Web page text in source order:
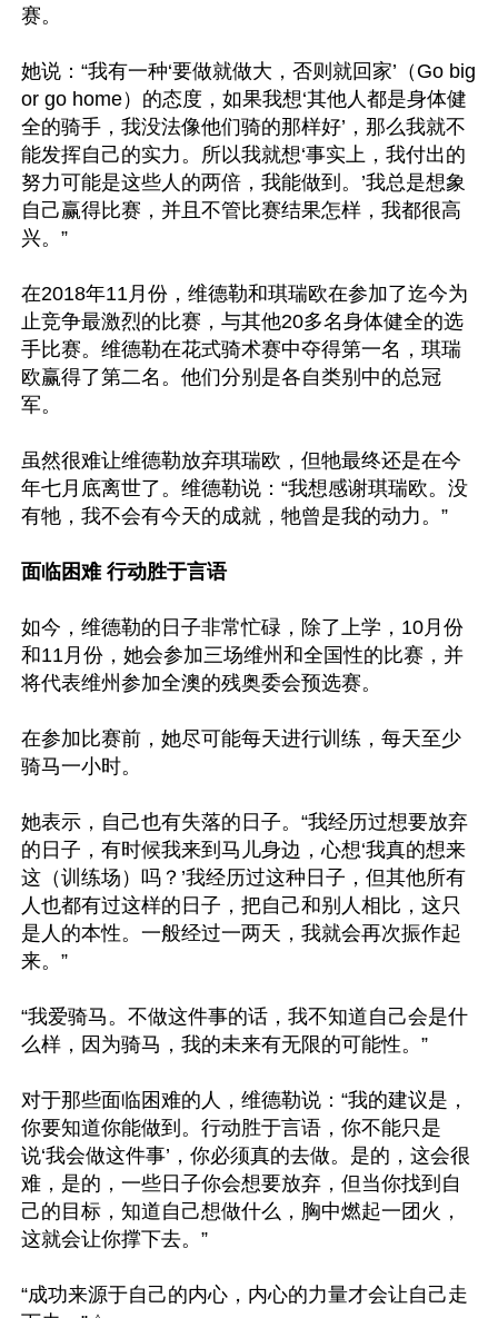
赛。
她说：“我有一种‘要做就做大，否则就回家’（Go big
or go home）的态度，如果我想‘其他人都是身体健
全的骑手，我没法像他们骑的那样好’，那么我就不
能发挥自己的实力。所以我就想‘事实上，我付出的
努力可能是这些人的两倍，我能做到。’我总是想象
自己赢得比赛，并且不管比赛结果怎样，我都很高
兴。”
在2018年11月份，维德勒和琪瑞欧在参加了迄今为
止竞争最激烈的比赛，与其他20多名身体健全的选
手比赛。维德勒在花式骑术赛中夺得第一名，琪瑞
欧赢得了第二名。他们分别是各自类别中的总冠
军。
虽然很难让维德勒放弃琪瑞欧，但牠最终还是在今
年七月底离世了。维德勒说：“我想感谢琪瑞欧。没
有牠，我不会有今天的成就，牠曾是我的动力。”
面临困难 行动胜于言语
如今，维德勒的日子非常忙碌，除了上学，10月份
和11月份，她会参加三场维州和全国性的比赛，并
将代表维州参加全澳的残奥委会预选赛。
在参加比赛前，她尽可能每天进行训练，每天至少
骑马一小时。
她表示，自己也有失落的日子。“我经历过想要放弃
的日子，有时候我来到马儿身边，心想‘我真的想来
这（训练场）吗？’我经历过这种日子，但其他所有
人也都有过这样的日子，把自己和别人相比，这只
是人的本性。一般经过一两天，我就会再次振作起
来。”
“我爱骑马。不做这件事的话，我不知道自己会是什
么样，因为骑马，我的未来有无限的可能性。”
对于那些面临困难的人，维德勒说：“我的建议是，
你要知道你能做到。行动胜于言语，你不能只是
说‘我会做这件事’，你必须真的去做。是的，这会很
难，是的，一些日子你会想要放弃，但当你找到自
己的目标，知道自己想做什么，胸中燃起一团火，
这就会让你撑下去。”
“成功来源于自己的内心，内心的力量才会让自己走